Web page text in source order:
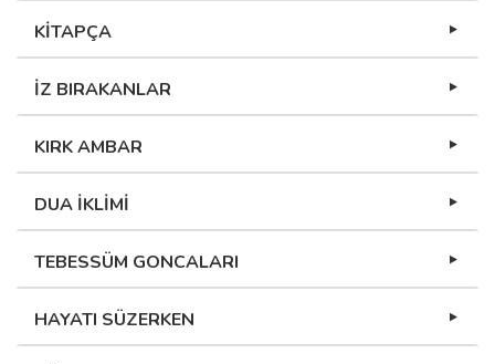
KİTAPÇA
İZ BIRAKANLAR
KIRK AMBAR
DUA İKLİMİ
TEBESSÜM GONCALARI
HAYATI SÜZERKEN